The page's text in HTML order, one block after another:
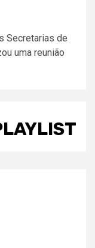
Secretarias de
uma reunião